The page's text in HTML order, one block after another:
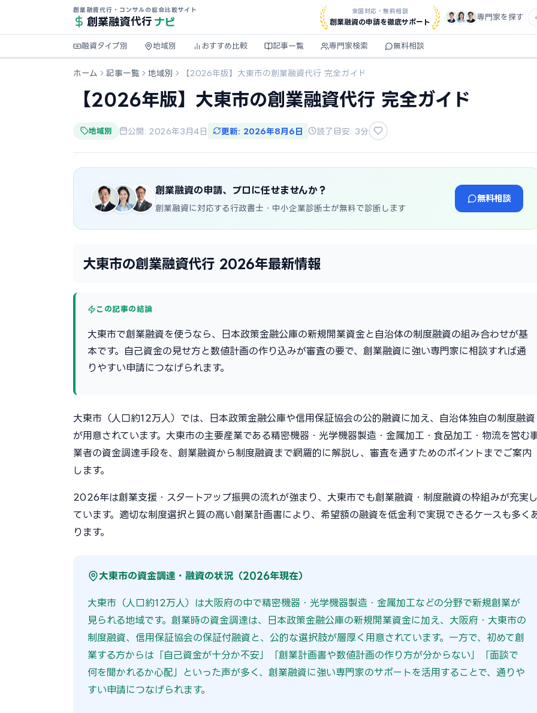
創業融資代行・コンサルの総合比較サイト
創業融資代行 ナビ
全国対応・無料相談
創業融資の申請を徹底サポート
専門家を探す
融資タイプ別 地域別 おすすめ比較 記事一覧 専門家検索 無料相談
ホーム 記事一覧 地域別 【2026年版】大東市の創業融資代行 完全ガイド
【2026年版】大東市の創業融資代行 完全ガイド
地域別 公開: 2026年3月4日 更新: 2026年8月6日 読了目安: 3分
創業融資の申請、プロに任せませんか？
創業融資に対応する行政書士・中小企業診断士が無料で診断します
無料相談
大東市の創業融資代行 2026年最新情報
この記事の結論
大東市で創業融資を使うなら、日本政策金融公庫の新規開業資金と自治体の制度融資の組み合わせが基
本です。自己資金の見せ方と数値計画の作り込みが審査の要で、創業融資に強い専門家に相談すれば通
りやすい申請につなげられます。
大東市（人口約12万人）では、日本政策金融公庫や信用保証協会の公的融資に加え、自治体独自の制度融資
が用意されています。大東市の主要産業である精密機器・光学機器製造・金属加工・食品加工・物流を営む
業者の資金調達手段を、創業融資から制度融資まで網羅的に解説し、審査を通すためのポイントまでご案内
します。
2026年は創業支援・スタートアップ振興の流れが強まり、大東市でも創業融資・制度融資の枠組みが充実
ています。適切な制度選択と質の高い創業計画書により、希望額の融資を低金利で実現できるケースも多く
ります。
大東市の資金調達・融資の状況（2026年現在）
大東市（人口約12万人）は大阪府の中で精密機器・光学機器製造・金属加工などの分野で新規創業が
見られる地域です。創業時の資金調達は、日本政策金融公庫の新規開業資金に加え、大阪府・大東市の
制度融資、信用保証協会の保証付融資と、公的な選択肢が層厚く用意されています。一方で、初めて創
業する方からは「自己資金が十分か不安」「創業計画書や数値計画の作り方が分からない」「面談で
何を聞かれるか心配」といった声が多く、創業融資に強い専門家のサポートを活用することで、通りや
すい申請につなげられます。